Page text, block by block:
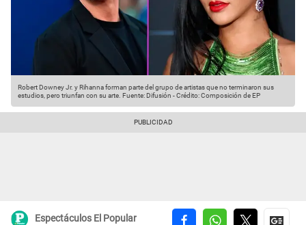
Robert Downey Jr. y Rihanna forman parte del grupo de artistas que no terminaron sus
estudios, pero triunfan con su arte. Fuente: Difusión -Crédito: Composición de EP
Espectáculos El Popular